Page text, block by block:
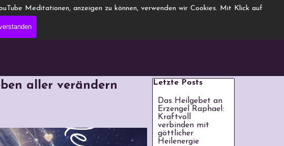
Meditationen, anzeigen zu können, verwenden wir Cookies. Mit Klick auf
aller verändern
Block überspringen Letzte
Letzte Posts
Das Heilgebet an
Erzengel Raphael:
Kraftvoll
verbinden mit
göttlicher
Heilenergie